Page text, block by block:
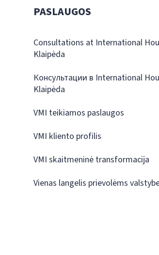
PASLAUGOS
Consultations at International
Klaipėda
Консультации в International
Klaipėda
VMI teikiamos paslaugos
VMI kliento profilis
VMI skaitmeninė transformacija
Vienas langelis prievolėms